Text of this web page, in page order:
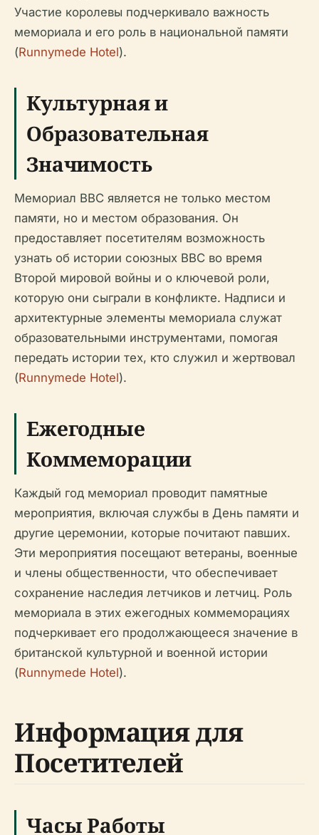
Участие королевы подчеркивало важность
мемориала и его роль в национальной памяти
(Runnymede Hotel).
Культурная и
Образовательная
Значимость
Мемориал ВВС является не только местом
памяти, но и местом образования. Он
предоставляет посетителям возможность
узнать об истории союзных ВВС во время
Второй мировой войны и о ключевой роли,
которую они сыграли в конфликте. Надписи и
архитектурные элементы мемориала служат
образовательными инструментами, помогая
передать истории тех, кто служил и жертвовал
(Runnymede Hotel).
Ежегодные
Коммеморации
Каждый год мемориал проводит памятные
мероприятия, включая службы в День памяти и
другие церемонии, которые почитают павших.
Эти мероприятия посещают ветераны, военные
и члены общественности, что обеспечивает
сохранение наследия летчиков и летчиц. Роль
мемориала в этих ежегодных коммеморациях
подчеркивает его продолжающееся значение в
британской культурной и военной истории
(Runnymede Hotel).
Информация для
Посетителей
Часы Работы